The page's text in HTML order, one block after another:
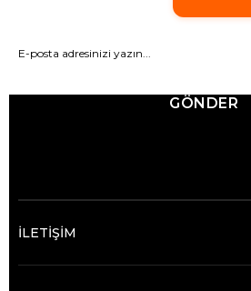
GÖNDER
İLETİŞİM